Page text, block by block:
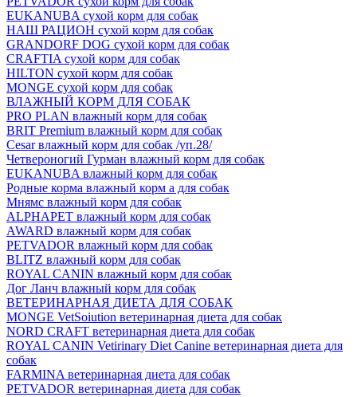
EUKANUBA сухой корм для собак
НАШ РАЦИОН сухой корм для собак
GRANDORF DOG сухой корм для собак
CRAFTIA сухой корм для собак
HILTON сухой корм для собак
MONGE сухой корм для собак
ВЛАЖНЫЙ КОРМ ДЛЯ СОБАК
PRO PLAN влажный корм для собак
BRIT Premium влажный корм для собак
Cesar влажный корм для собак /уп.28/
Четвероногий Гурман влажный корм для собак
EUKANUBA влажный корм для собак
Родные корма влажный корм а для собак
Мнямс влажный корм для собак
ALPHAPET влажный корм для собак
AWARD влажный корм для собак
PETVADOR влажный корм для собак
BLITZ влажный корм для собак
ROYAL CANIN влажный корм для собак
Дог Ланч влажный корм для собак
ВЕТЕРИНАРНАЯ ДИЕТА ДЛЯ СОБАК
MONGE VetSoiution ветеринарная диета для собак
NORD CRAFT ветеринарная диета для собак
ROYAL CANIN Vetirinary Diet Canine ветеринарная диета для
собак
FARMINA ветеринарная диета для собак
PETVADOR ветеринарная диета для собак